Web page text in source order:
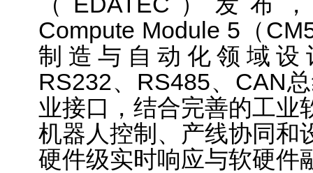
Compute Module 5（
制造与自动化领域设
RS232、RS485、CAN
业接口，结合完善的工业
机器人控制、产线协同和
硬件级实时响应与软硬件